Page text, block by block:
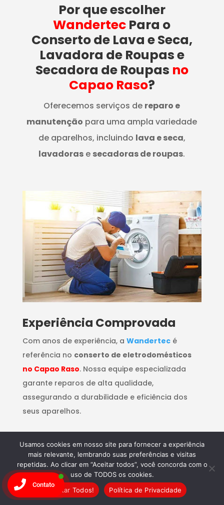
Por que escolher
Wandertec Para o
Conserto de Lava e Seca,
Lavadora de Roupas e
Secadora de Roupas no
Capao Raso?
Oferecemos serviços de reparo e
manutenção para uma ampla variedade
de aparelhos, incluindo lava e seca,
lavadoras e secadoras de roupas.
​Experiência Comprovada
Com anos de experiência, a Wandertecé
referência no conserto de eletrodomésticos
no Capao Raso. Nossa equipe especializada
garante reparos de alta qualidade,
assegurando a durabilidade e eficiência dos
seus aparelhos.
Usamos cookies em nosso site para fornecer a experiência
mais relevante, lembrando suas preferências e visitas
repetidas. Ao clicar em “Aceitar todos”, você concorda com o
uso de TODOS os cookies.
Aceitar Todos!
Política de Privacidade
Contato